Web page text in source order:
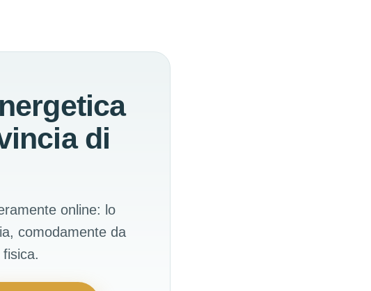
di
online: lo
comodamente da